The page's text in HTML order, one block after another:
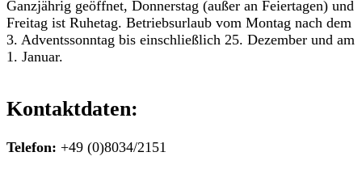
Ganzjährig geöffnet, Donnerstag (außer an Feiertagen) und
Freitag ist Ruhetag. Betriebsurlaub vom Montag nach dem
3. Adventssonntag bis einschließlich 25. Dezember und am
1. Januar.
Kontaktdaten:
Telefon: +49 (0)8034/2151